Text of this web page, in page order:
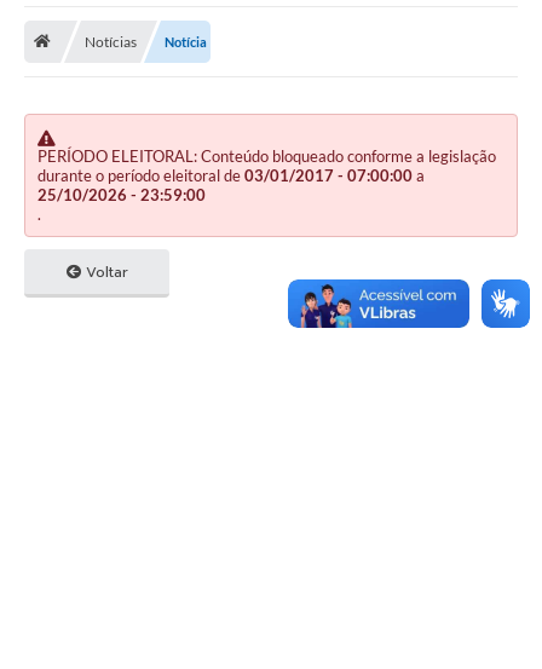
Notícias Notícia
PERÍODO ELEITORAL: Conteúdo bloqueado conforme a legislação
durante o período eleitoral de03/01/2017 - 07:00:00a
25/10/2026 - 23:59:00
.
Voltar